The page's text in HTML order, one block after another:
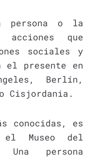
persona o la
que
sociales y
el presente en
Berlín,
Cisjordania.
conocidas, es
Museo del
persona